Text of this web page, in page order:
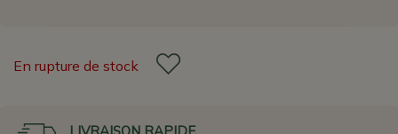
En rupture de stock